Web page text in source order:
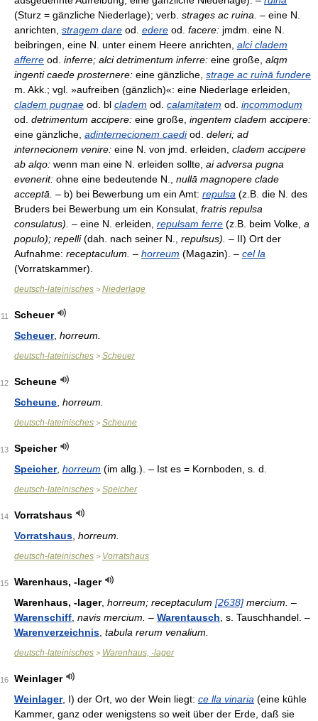
(Sturz = gänzliche Niederlage); verb. strages ac ruina. – eine N.
anrichten, stragem dare od. edere od. facere: jmdm. eine N.
beibringen, eine N. unter einem Heere anrichten, alci cladem
afferre od. inferre; alci detrimentum inferre: eine große, alqm
ingenti caede prosternere: eine gänzliche, strage ac ruinā fundere
m. Akk.; vgl. »aufreiben (gänzlich)«: eine Niederlage erleiden,
cladem pugnae od. bl cladem od. calamitatem od. incommodum
od. detrimentum accipere: eine große, ingentem cladem accipere:
eine gänzliche, adinternecionem caediod. deleri; ad
internecionem venire: eine N. von jmd. erleiden, cladem accipere
ab alqo: wenn man eine N. erleiden sollte, ai adversa pugna
evenerit: ohne eine bedeutende N., nullā magnopere clade
acceptā. – b) bei Bewerbung um ein Amt: repulsa (z.B. die N. des
Bruders bei Bewerbung um ein Konsulat, fratris repulsa
consulatus). – eine N. erleiden, repulsam ferre (z.B. beim Volke, a
populo); repelli(dah. nach seiner N., repulsus). – II) Ort der
Aufnahme: receptaculum. – horreum (Magazin). – cel la
(Vorratskammer).
deutsch-lateinisches > Niederlage
11
Scheuer
Scheuer, horreum.
deutsch-lateinisches > Scheuer
12
Scheune
Scheune horreum.
deutsch-lateinisches > Scheune
13
Speicher
Speicher, horreum (im allg.). – Ist es = Kornboden, s. d.
deutsch-lateinisches > Speicher
14
Vorratshaus
Vorratshaus horreum.
deutsch-lateinisches > Vorratshaus
15
Warenhaus, -lager
Warenhaus, -lager, horreum; receptaculum [2638] mercium. –
Warenschiff navis mercium. – Warentausch , s. Tauschhandel. –
Warenverzeichnis tabula rerum venalium.
deutsch-lateinisches > Warenhaus, -lager
16
Weinlager
Weinlager, I) der Ort, wo der Wein liegt: ce lla vinaria (eine kühle
Kammer, ganz oder wenigstens so weit über der Erde, daß sie